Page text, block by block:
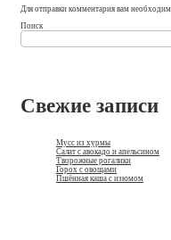
Для отправки комментария вам
Поиск
Свежие записи
Мусс из хурмы
Салат с авокадо и апельсином
Творожные рогалики
Горох с овощами
Пшённая каша с изюмом